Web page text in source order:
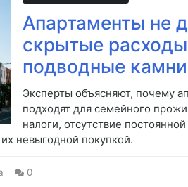
Апартаменты не
скрытые
подводные
Эксперты объясняют, почему
подходят для семейного
налоги, отсутствие
невыгодной покупкой.
0